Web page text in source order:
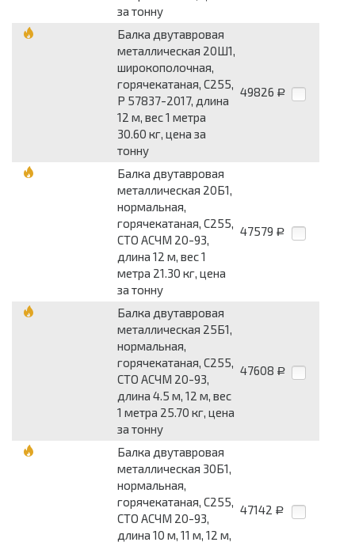
за тонну
Балка двутавровая
металлическая 20Ш1,
широкополочная,
горячекатаная, С255,
Р 57837-2017, длина
12 м, вес 1 метра
30.60 кг, цена за
тонну
49826 Р
Балка двутавровая
металлическая 20Б1,
нормальная,
горячекатаная, С255,
СТО АСЧМ 20-93,
длина 12 м, вес 1
метра 21.30 кг, цена
за тонну
47579 Р
Балка двутавровая
металлическая 25Б1,
нормальная,
горячекатаная, С255,
СТО АСЧМ 20-93,
длина 4.5 м, 12 м, вес
1 метра 25.70 кг, цена
за тонну
47608 Р
Балка двутавровая
металлическая 30Б1,
нормальная,
горячекатаная, С255,
СТО АСЧМ 20-93,
длина 10 м, 11 м, 12 м,
47142 Р